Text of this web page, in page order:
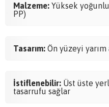
Malzeme: Yüksek
PP)
Tasarım: Ön yüzeyi
İstiflenebilir: Üst üste
tasarrufu sağlar